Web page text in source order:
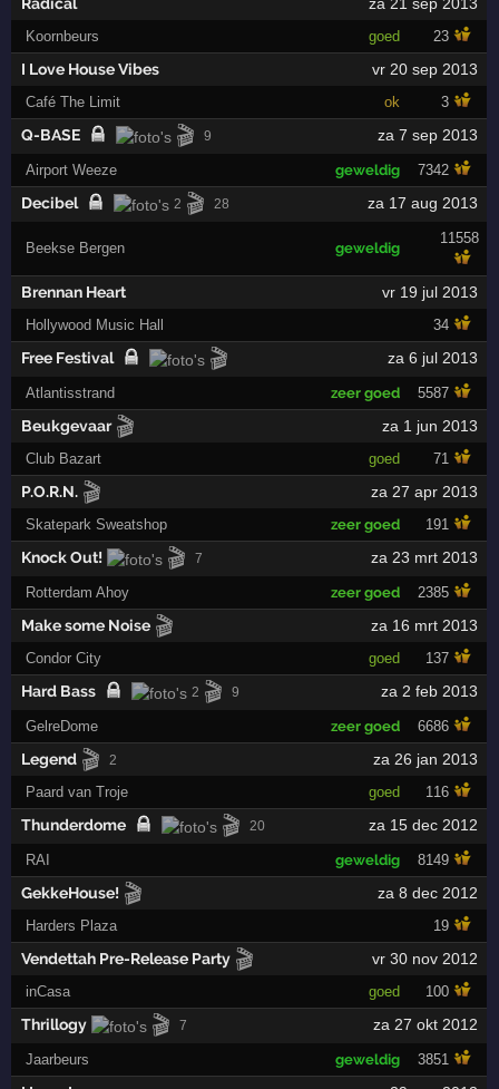
Koornbeurs goed 23
I Love House Vibes vr 20 sep 2013
Café The Limit ok 3
Q-BASE 🎬 9 za 7 sep 2013
Airport Weeze geweldig 7342
Decibel 2 🎬 28 za 17 aug 2013
Beekse Bergen geweldig
11558
Brennan Heart vr 19 jul 2013
Hollywood Music Hall 34
Free Festival 🎬 za 6 jul 2013
Atlantisstrand zeer goed 5587
Beukgevaar 🎬 za 1 jun 2013
Club Bazart goed 71
P.O.R.N. 🎬 za 27 apr 2013
Skatepark Sweatshop zeer goed 191
Knock Out! 🎬 7 za 23 mrt 2013
Rotterdam Ahoy zeer goed 2385
Make some Noise 🎬 za 16 mrt 2013
Condor City goed 137
Hard Bass 2 🎬 9 za 2 feb 2013
GelreDome zeer goed 6686
Legend 🎬 2 za 26 jan 2013
Paard van Troje goed 116
Thunderdome 🎬 20 za 15 dec 2012
RAI geweldig 8149
GekkeHouse! 🎬 za 8 dec 2012
Harders Plaza 19
Vendettah Pre-Release Party 🎬 vr 30 nov 2012
inCasa goed 100
Thrillogy 🎬 7 za 27 okt 2012
Jaarbeurs geweldig 3851